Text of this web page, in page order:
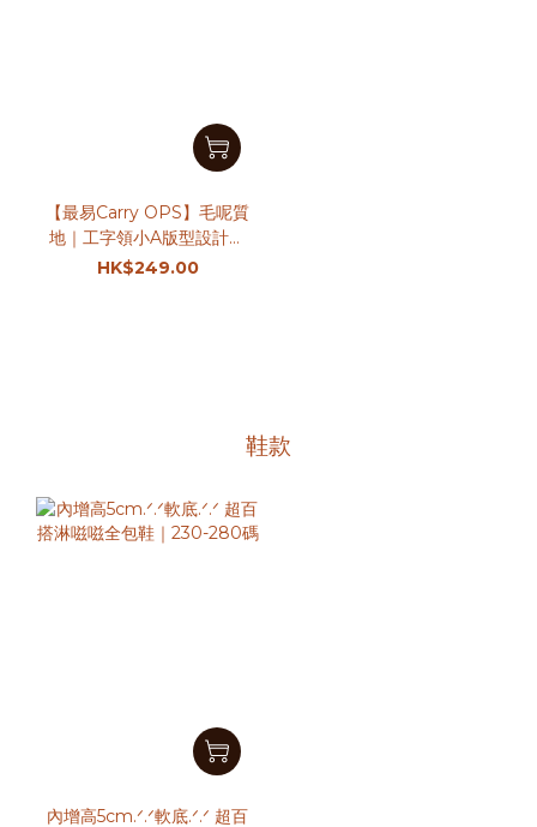
【最易Carry OPS】毛呢質
地｜工字領小A版型設計｜
百搭易襯OPS｜2色入
HK$249.00
鞋款
內增高5cm.ᐟ.ᐟ軟底.ᐟ.ᐟ 超百